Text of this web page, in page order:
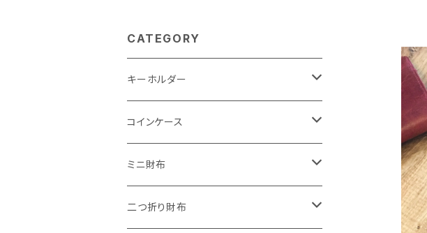
CATEGORY
キーホルダー
"子供の絵"キーホルダー
"餞別"キーホルダー
"うちの子"ペットキーホルダー
コインケース
ワンタッチコインケース ブライドルレザ
ー
ワンタッチコインケース ブッテーロ
ミニ財布
"Jack"マイクロウォレット(三つ折り式)
二つ折り財布